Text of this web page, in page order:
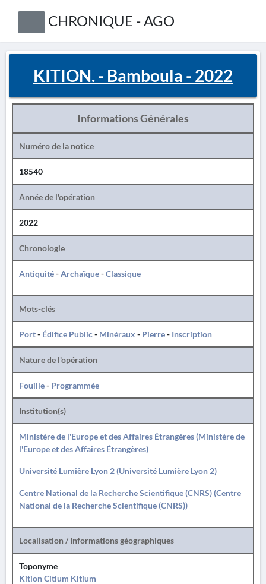
CHRONIQUE - AGO
KITION. - Bamboula - 2022
Informations Générales
Numéro de la notice
18540
Année de l'opération
2022
Chronologie
Antiquité-Archaïque-Classique
Mots-clés
Port- Édifice Public- Minéraux - Pierre- Inscription
Nature de l'opération
Fouille- Programmée
Institution(s)
Ministère de l'Europe et des Affaires Étrangères (Ministère de
l'Europe et des Affaires Étrangères)
Université Lumière Lyon 2 (Université Lumière Lyon 2)
Centre National de la Recherche Scientifique (CNRS) (Centre
National de la Recherche Scientifique (CNRS))
Localisation / Informations géographiques
Toponyme
Kition Citium Kitium